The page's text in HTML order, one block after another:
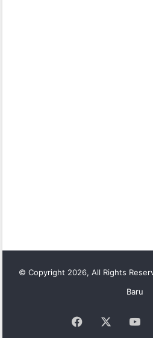
© Copyright 2026, All Rights
Baru
Facebook